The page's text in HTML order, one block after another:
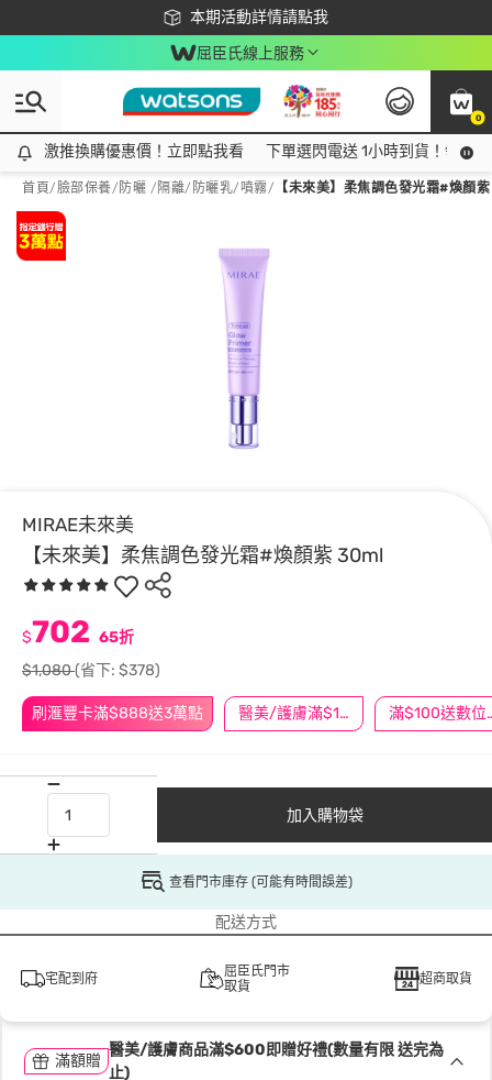
本期活動詳情請點我
下載app最高回饋$350
屈臣氏線上服務
0
激推換購優惠價！立即點我看
激推換購優惠價！立即點我看 下單選閃電送 1小時到貨！領神
首頁/臉部保養/ 防曬 /隔離/ 防曬乳/噴霧/ 【未來美】柔焦調色發光霜#煥顏
MIRAE未來美
【未來美】柔焦調色發光霜#煥顏紫 30ml
刷滙豐卡滿$888送3萬點 醫美/護膚滿$1200送$200 滿
$702 65折
$1,080(省下: $378)
加入購物袋
查看門市庫存 (可能有時間誤差)
配送方式
宅配到府
屈臣氏門市
取貨
超商取貨
滿額贈
醫美/護膚商品滿$600即贈好禮(數量有限 送完為
止)